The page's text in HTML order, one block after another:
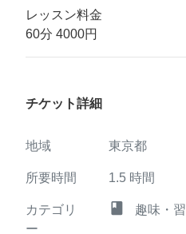
レッスン料金
60分 4000円
チケット詳細
地域 東京都
所要時間 1.5 時間
カテゴリ
ー
class 趣味・